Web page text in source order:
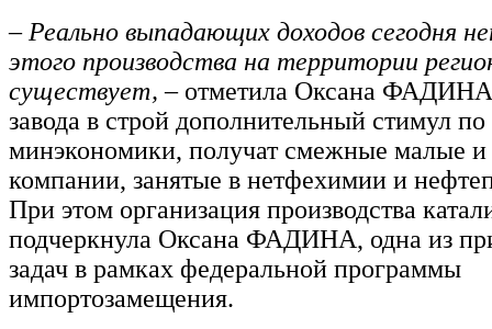
– Реально выпадающих доходов сегодня
этого производства на территории
существует, – отметила Оксана
завода в строй дополнительный стимул
минэкономики, получат смежные малые и
компании, занятые в нетфехимии и
При этом организация производства
подчеркнула Оксана ФАДИНА, одна из
задач в рамках федеральной программы
импортозамещения.